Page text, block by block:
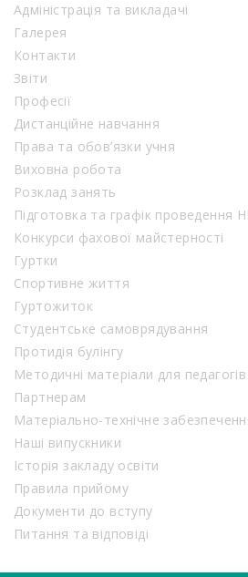
Адміністрація та викладачі
Галерея
Контакти
Звіти
Професії
Дистанційне навчання
Права та обов’язки учня
Виховна робота
Розклад занять
Підготовка та графік проведення
Конкурси фахової майстерності
Гуртки
Спортивне життя
Гуртожиток
Студентське самоврядування
Протидія булінгу
Методичні матеріали для педагогів
Партнерам
Матеріально-технічне
Наші випускники
Історія закладу освіти
Правила прийому
Документи до вступу
Питання та відповіді